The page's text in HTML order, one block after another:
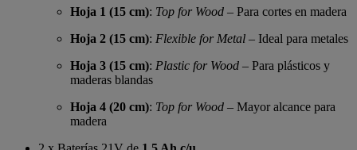
Hoja 1 (15 cm): Top for Wood – Para cortes en madera
Hoja 2 (15 cm): Flexible for Metal – Ideal para metales
Hoja 3 (15 cm): Plastic for Wood – Para plásticos y
maderas blandas
Hoja 4 (20 cm): Top for Wood – Mayor alcance para
madera